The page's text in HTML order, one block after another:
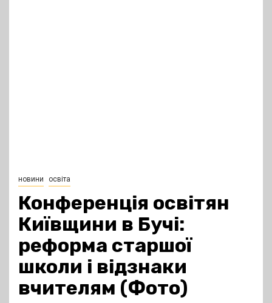
новини освіта
Конференція освітян
Київщини в Бучі:
реформа старшої
школи і відзнаки
вчителям (Фото)